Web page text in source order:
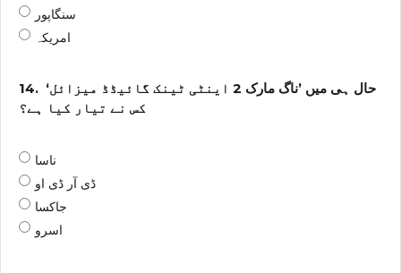
سنگاپور
امریکہ
14. حال ہی میں ’ناگ مارک 2 اینٹی ٹینک گائیڈڈ میزائل‘
کس نے تیار کیا ہے؟
ناسا
ڈی آر ڈی او
جاکسا
اسرو